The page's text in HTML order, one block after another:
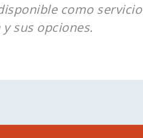
como
sus opciones.